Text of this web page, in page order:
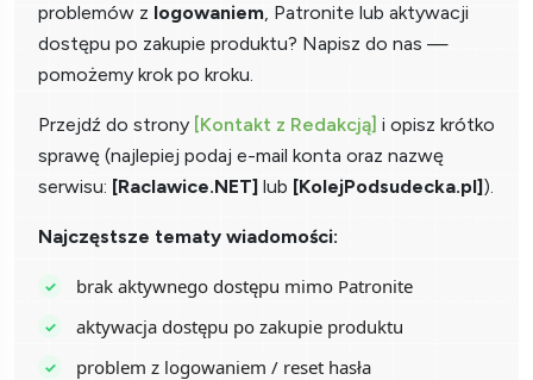
problemów z logowaniem, Patronite lub aktywacji
dostępu po zakupie produktu? Napisz do nas —
pomożemy krok po kroku.
Przejdź do strony [Kontakt z Redakcją] i opisz krótko
sprawę (najlepiej podaj e-mail konta oraz nazwę
serwisu: [Raclawice.NET] lub [KolejPodsudecka.pl]).
Najczęstsze tematy wiadomości:
brak aktywnego dostępu mimo Patronite
aktywacja dostępu po zakupie produktu
problem z logowaniem / reset hasła